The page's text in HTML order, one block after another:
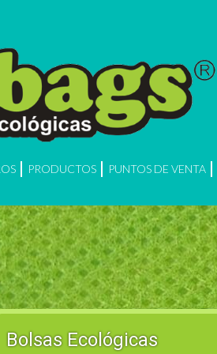
PRODUCTOS PUNTOS DE VENTA
Bolsas Ecológicas